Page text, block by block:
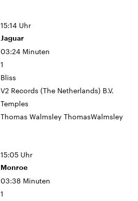
15:14 Uhr
Jaguar
03:24 Minuten
1
Bliss
V2 Records (The Netherlands) B.V.
Temples
Thomas Walmsley ThomasWalmsley
15:05 Uhr
Monroe
03:38 Minuten
1